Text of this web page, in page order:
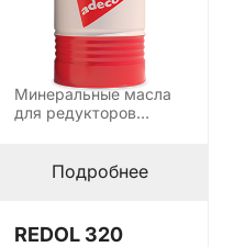
Минеральные масла
для редукторов
Подробнее
REDOL 320